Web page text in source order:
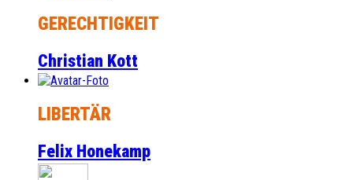
GERECHTIGKEIT
Christian Kott
LIBERTÄR
Felix Honekamp